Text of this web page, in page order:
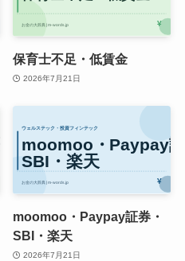
保育士不足・低賃金
2026年7月21日
moomoo・Paypay証券・
SBI・楽天
2026年7月21日